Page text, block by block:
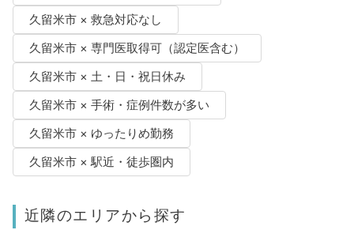
久留米市 × 救急対応なし
久留米市 × 専門医取得可（認定医含む）
久留米市 × 土・日・祝日休み
久留米市 × 手術・症例件数が多い
久留米市 × ゆったりめ勤務
久留米市 × 駅近・徒歩圏内
近隣のエリアから探す